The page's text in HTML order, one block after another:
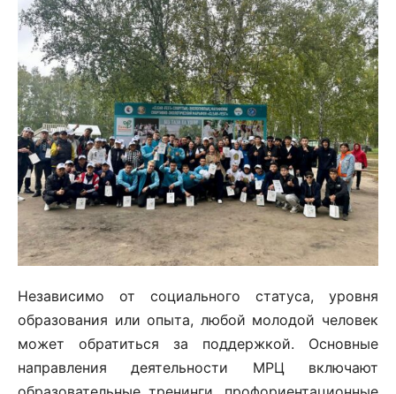
Независимо от социального статуса, уровня
образования или опыта, любой молодой человек
может обратиться за поддержкой. Основные
направления деятельности МРЦ включают